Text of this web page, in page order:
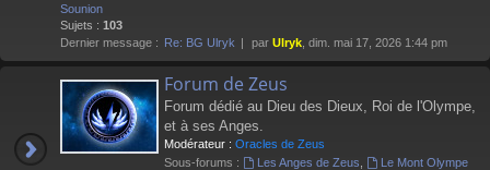
Sounion
Sujets : 103
Dernier message : Re: BG Ulryk par Ulryk , dim. mai 17, 2026 1:44 pm
Forum de Zeus
Forum dédié au Dieu des Dieux, Roi de l'Olympe,
et à ses Anges.
Modérateur : Oracles de Zeus
Sous-forums :
Les Anges de Zeus
Le Mont Olympe